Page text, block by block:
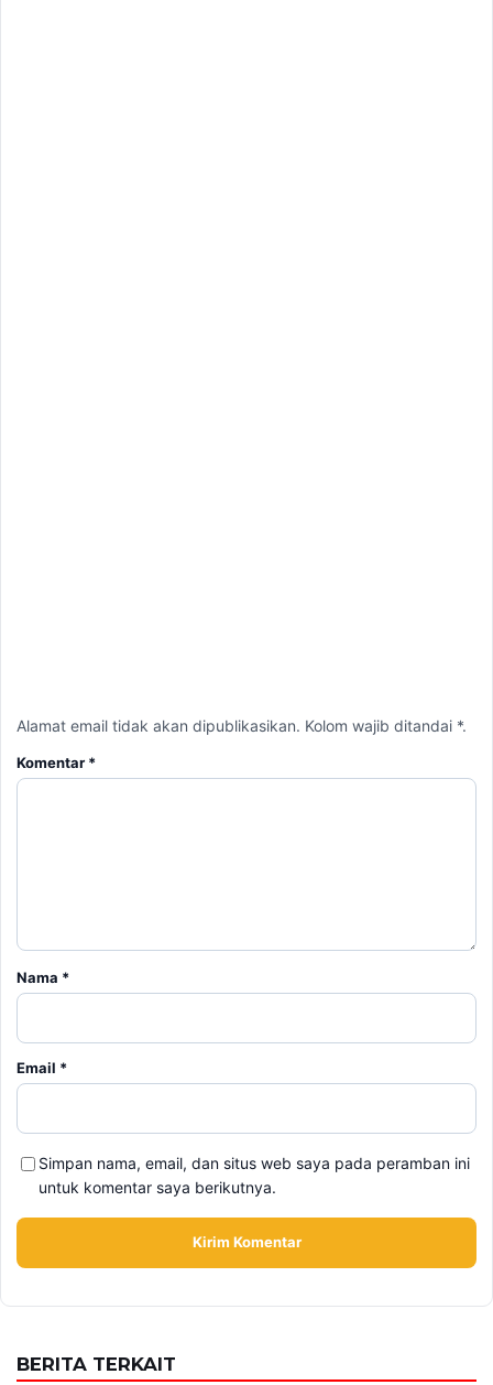
Nama*
untuk komentar saya berikutnya.
BERITA TERKAIT
Redmi 17 Resmi Meluncur, Baterai 7.500 mAh dan Bisa
Jadi Power Bank, Harganya Mulai Rp2 Jutaan